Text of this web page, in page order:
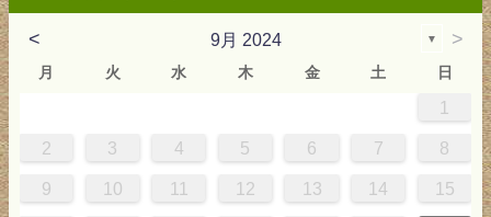
< 9月 2024 ▼ >
月 火 水 木 金 土 日
1
2 3 4 5 6 7 8
9 10 11 12 13 14 15